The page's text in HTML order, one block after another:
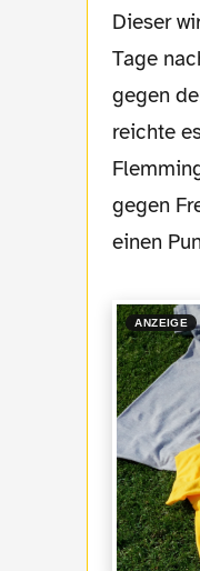
Dieser
Tage
gegen
reichte
gegen
einen
ANZEIGE